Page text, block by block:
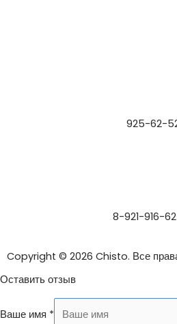
925-62-
8-921-916-
Copyright © 2026 Chisto. Все
Оставить отзыв
Ваше имя *